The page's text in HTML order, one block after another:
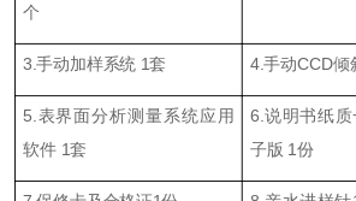
个
3.手动加样系统 1套 4.手动CCD倾
5.表界面分析测量系统应用
软件 1套
6.说明书纸质
子版 1份